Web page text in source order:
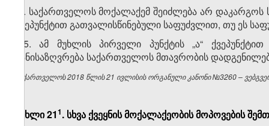
4. საქართველოს მოქალაქემ შეიძლება არ დაკარგოს
ქვეპუნქტით გათვალისწინებული საფუძვლით, თუ ეს
5. ამ მუხლის პირველი პუნქტის „ა“
განისაზღვრება საქართველოს მთავრობის
საქართველოს 2018 წლის 21 ივლისის ორგანული კანონი №3260 –
მუხლი 21​1. სხვა ქვეყნის მოქალაქეობის მოპოვების